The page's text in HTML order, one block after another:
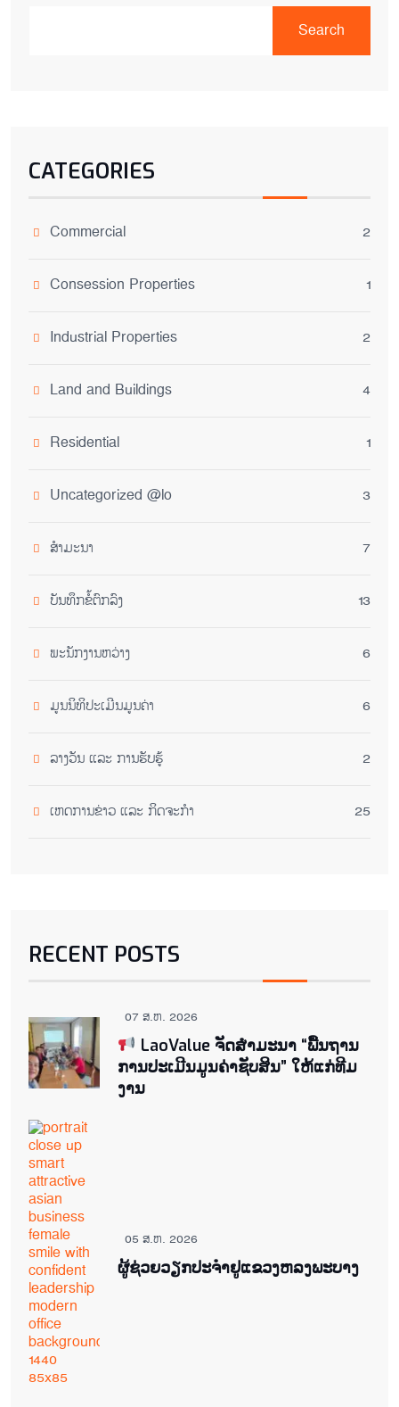
Search
CATEGORIES
Commercial 2
Consession Properties 1
Industrial Properties 2
Land and Buildings 4
Residential 1
Uncategorized @lo 3
ສໍາມະນາ 7
ບັນທຶກຂໍ້ຕົກລົງ 13
ພະນັກງານຫວ່າງ 6
ມູນນິທິປະເມີນມູນຄ່າ 6
ລາງວັນ ແລະ ການຮັບຮູ້ 2
ເຫດການຂ່າວ ແລະ ກິດຈະກໍາ 25
RECENT POSTS
07 ສ.ຫ. 2026
LaoValue ຈັດສຳມະນາ “ພື້ນຖານ
ການປະເມີນມູນຄ່າຊັບສິນ” ໃຫ້ແກ່ທີມ
ງານ
05 ສ.ຫ. 2026
ຜູ້ຊ່ວຍ​ວຽກປະ​ຈຳ​ຢູ​​ແຂວງຫລງ​ພະ​ບາງ